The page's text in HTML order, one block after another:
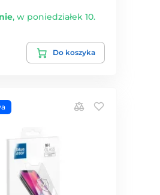
,w poniedziałek 10.
Do koszyka